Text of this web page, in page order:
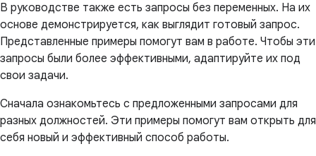
В руководстве также есть запросы без переменных. На их
основе демонстрируется, как выглядит готовый запрос.
Представленные примеры помогут вам в работе. Чтобы эти
запросы были более эффективными, адаптируйте их под
свои задачи.
Сначала ознакомьтесь с предложенными запросами для
разных должностей. Эти примеры помогут вам открыть для
себя новый и эффективный способ работы.